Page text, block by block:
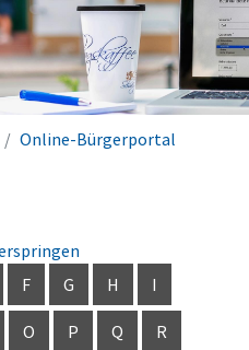
Online-Bürgerportal
F G H I
O P Q R